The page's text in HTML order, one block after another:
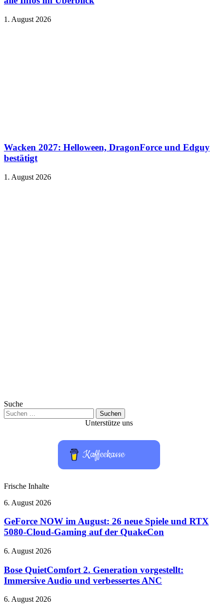
1. August 2026
Wacken 2027: Helloween, DragonForce und Edguy
bestätigt
1. August 2026
Suche
Suchen
nach:
Unterstütze uns
Kaffeekasse
Frische Inhalte
GeForce
im
August:
26
Spiele
RTX
5080-
Gaming
6. August 2026
GeForce NOW im August: 26 neue Spiele und RTX
5080-Cloud-Gaming auf der QuakeCon
Bose
2.
Generation
vorgestellt:
Audio
6. August 2026
Bose QuietComfort 2. Generation vorgestellt:
Immersive Audio und verbessertes ANC
Erster
6. August 2026